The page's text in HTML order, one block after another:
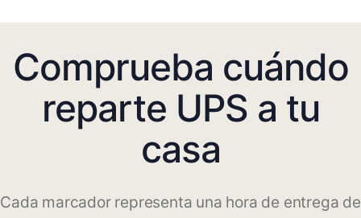
Comprueba cuándo
reparte UPS a tu
casa
Cada marcador representa una hora de entrega de